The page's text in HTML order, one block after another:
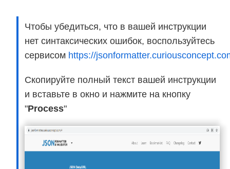
Чтобы убедиться, что в вашей инструкции
нет синтаксических ошибок, воспользуйтесь
сервисом https://
Скопируйте полный текст вашей инструкции
и вставьте в окно и нажмите на кнопку
"Process"